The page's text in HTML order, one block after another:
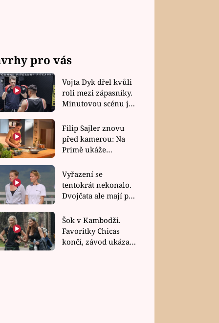
pro vás
Vojta Dyk dřel kvůli
roli mezi zápasníky.
Minutovou scénu jel
Filip Sajler znovu
před kamerou: Na
Primě ukáže
rychlé recepty
Vyřazení se
tentokrát nekonalo.
Dvojčata ale mají po
závodu nůž na krku
Šok v Kambodži.
Favoritky Chicas
končí, závod ukázal